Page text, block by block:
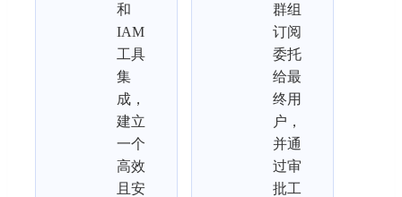
和
IAM
工具
集
成，
建立
一个
高效
且安
群组
订阅
委托
给最
终用
户，
并通
过审
批工